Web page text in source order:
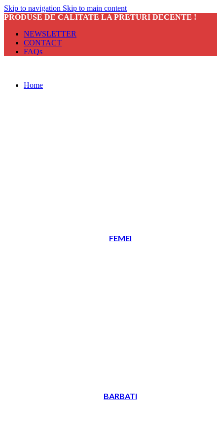
Skip to navigation Skip to main content
PRODUSE DE CALITATE LA PRETURI DECENTE !
NEWSLETTER
CONTACT
FAQs
Home
FEMEI
BARBATI